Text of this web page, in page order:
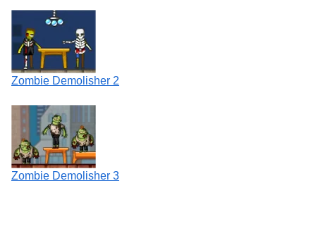
Zombie Demolisher 2
Zombie Demolisher 3